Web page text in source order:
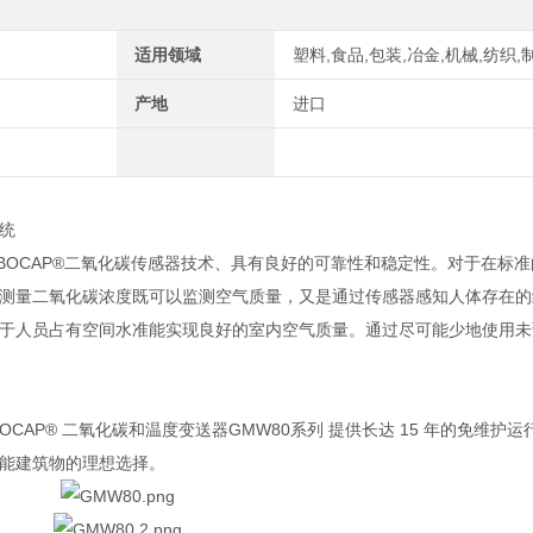
适用领域 塑料,食品,包装,冶金,机械,纺织,
产地 进口
二氧化碳传感器技术、具有良好的可靠性和稳定性。对于在标
量二氧化碳浓度既可以监测空气质量，又是通过传感器感知人体存在
人员占有空间水准能实现良好的室内空气质量。通过尽可能少地使用
二氧化碳和温度变送器GMW80系列 提供长达 15 年的免维护运
建筑物的理想选择。